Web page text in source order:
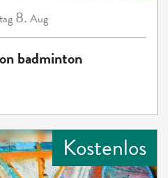
8. Aug
badminton
Kostenlos